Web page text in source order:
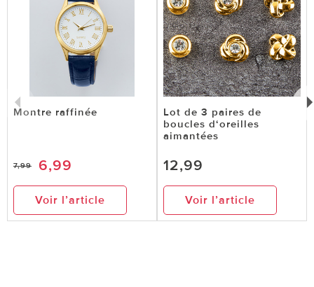
Montre raffinée
7,99 6,99
Voir l’article
Lot de 3 paires de
boucles d‘oreilles
aimantées
12,99
Voir l’article